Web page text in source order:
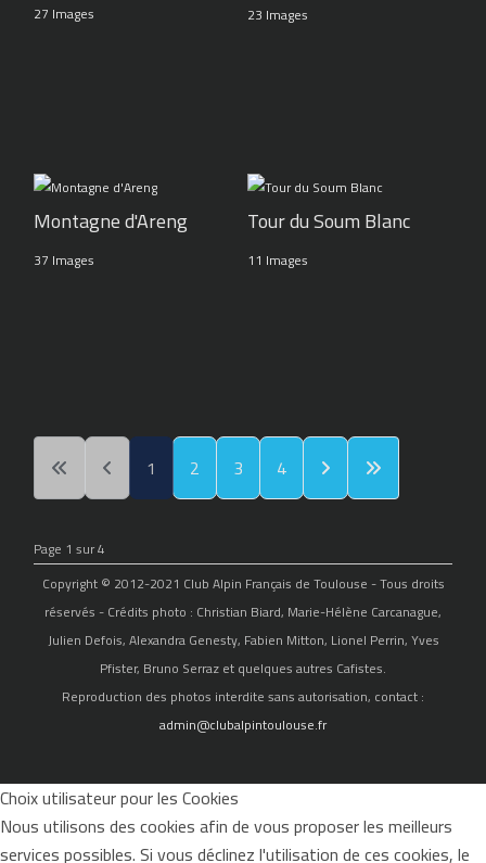
27 Images 23 Images
Montagne d'Areng
37 Images
Tour du Soum Blanc
11 Images
1 2 3 4
Page 1 sur 4
Copyright © 2012-2021 Club Alpin Français de Toulouse - Tous droits
réservés - Crédits photo : Christian Biard, Marie-Hélène Carcanague,
Julien Defois, Alexandra Genesty, Fabien Mitton, Lionel Perrin, Yves
Pfister, Bruno Serraz et quelques autres Cafistes.
Reproduction des photos interdite sans autorisation, contact :
admin@clubalpintoulouse.fr
Choix utilisateur pour les Cookies
Nous utilisons des cookies afin de vous proposer les meilleurs
services possibles. Si vous déclinez l'utilisation de ces cookies, le